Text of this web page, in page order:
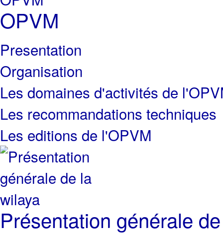
OPVM
Presentation
Organisation
Les domaines d'activités de
Les recommandations techniques
Les editions de l'OPVM
Présentation générale